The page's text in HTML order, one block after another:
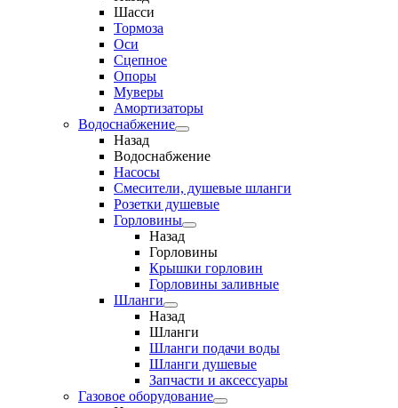
Шасси
Тормоза
Оси
Сцепное
Опоры
Муверы
Амортизаторы
Водоснабжение
Назад
Водоснабжение
Насосы
Смесители, душевые шланги
Розетки душевые
Горловины
Назад
Горловины
Крышки горловин
Горловины заливные
Шланги
Назад
Шланги
Шланги подачи воды
Шланги душевые
Запчасти и аксессуары
Газовое оборудование